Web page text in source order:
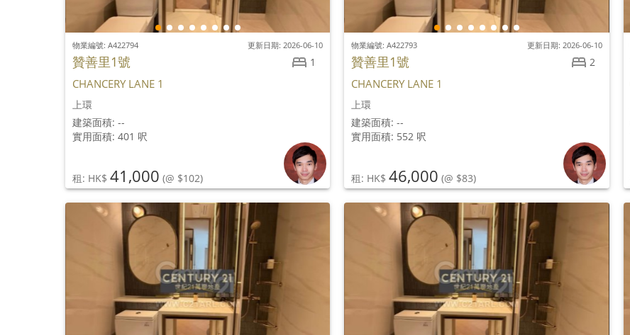
1
物業編號: A422794 更新日期: 2026-06-10
贊善里1號
CHANCERY LANE 1
上環
建築面積: --
實用面積: 401 呎
租: HK$ 41,000 (@ $102)
2
物業編號: A422793 更新日期: 2026-06-10
贊善里1號
CHANCERY LANE 1
上環
建築面積: --
實用面積: 552 呎
租: HK$46,000 (@ $83)